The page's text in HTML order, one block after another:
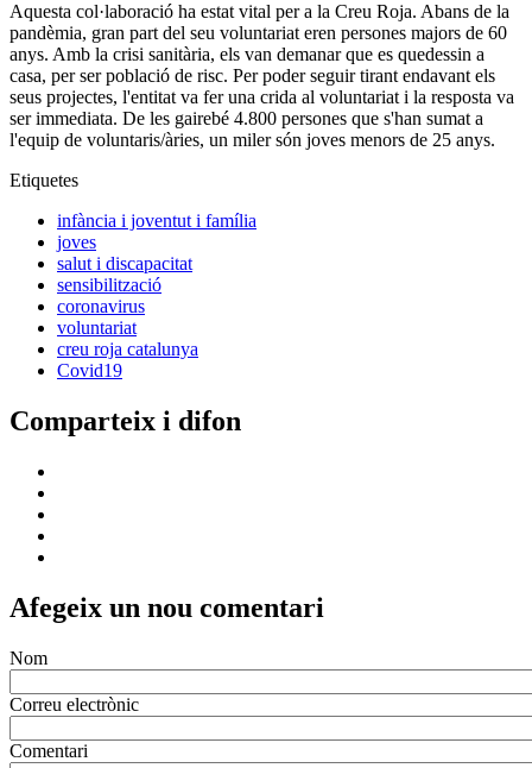
Aquesta col·laboració ha estat vital per a la Creu Roja. Abans de la
pandèmia, gran part del seu voluntariat eren persones majors de 60
anys. Amb la crisi sanitària, els van demanar que es quedessin a
casa, per ser població de risc. Per poder seguir tirant endavant els
seus projectes, l'entitat va fer una crida al voluntariat i la resposta va
ser immediata. De les gairebé 4.800 persones que s'han sumat a
l'equip de voluntaris/àries, un miler són joves menors de 25 anys.
Etiquetes
infància i joventut i família
joves
salut i discapacitat
sensibilització
coronavirus
voluntariat
creu roja catalunya
Covid19
Comparteix i difon
Afegeix un nou comentari
Nom
Correu electrònic
Comentari